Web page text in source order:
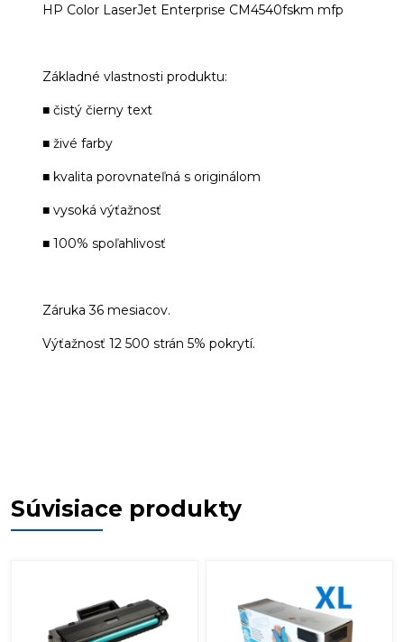
HP Color LaserJet Enterprise CM4540fskm mfp
Základné vlastnosti produktu:
■ čistý čierny text
■ živé farby
■ kvalita porovnateľná s originálom
■ vysoká výťažnosť
■ 100% spoľahlivosť
Záruka 36 mesiacov.
Výťažnosť 12 500 strán 5% pokrytí.
Súvisiace produkty